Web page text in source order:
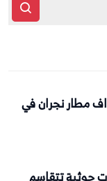
مطار نجران في